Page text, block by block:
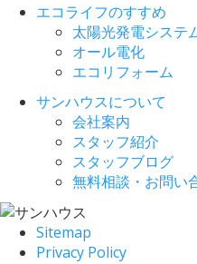
エコライフのすすめ
太陽光発電システ
オール電化
エコリフォーム
サンハウスについて
会社案内
スタッフ紹介
スタッフブログ
無料相談・お問い
Sitemap
Privacy Policy